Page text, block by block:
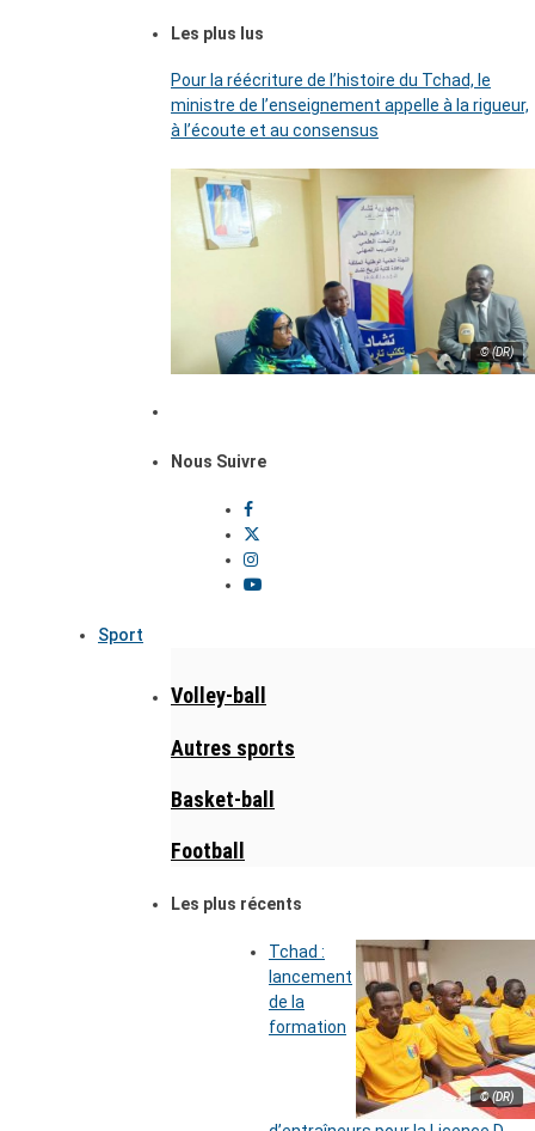
Les plus lus
Pour la réécriture de l’histoire du Tchad, le
ministre de l’enseignement appelle à la rigueur,
à l’écoute et au consensus
© (DR)
Nous Suivre
Sport
Volley-ball
Autres sports
Basket-ball
Football
Les plus récents
© (DR)
Tchad :
lancement
de la
formation